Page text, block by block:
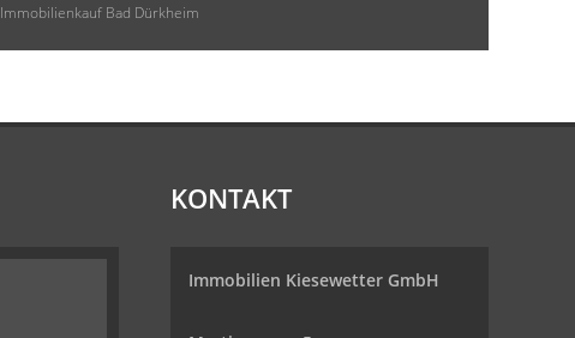
Immobilienkauf Bad Dürkheim
KONTAKT
Immobilien Kiesewetter GmbH